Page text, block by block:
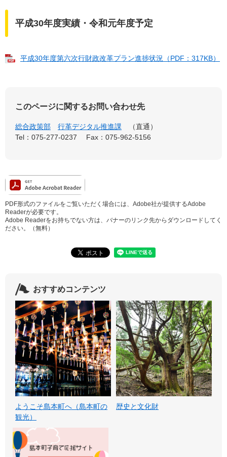
平成30年度実績・令和元年度予定
平成30年度第六次行財政改革プラン進捗状況（PDF：317KB）
このページに関するお問い合わせ先
総合政策部 行革デジタル推進課
直通
Tel：075-277-0237
Fax：075-962-5156
PDF形式のファイルをご覧いただく場合には、Adobe社が提供するAdobe
Readerが必要です。
Adobe Readerをお持ちでない方は、バナーのリンク先からダウンロードしてく
ださい。（無料）
おすすめコンテンツ
ようこそ島本町へ（島本町の
観光）
歴史と文化財